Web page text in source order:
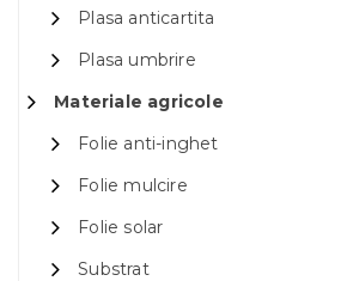
Plasa anticartita
Plasa umbrire
Materiale agricole
Folie anti-inghet
Folie mulcire
Folie solar
Substrat